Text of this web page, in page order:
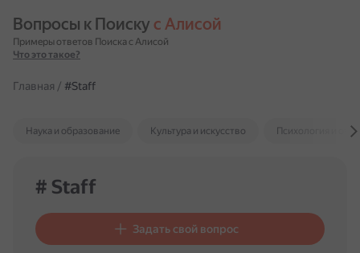
Вопросы к Поиску с Алисой
Примеры ответов Поиска с Алисой
Что это такое?
Главная / #Staff
Наука и образование Культура и искусство Психология и
# Staff
Задать свой вопрос